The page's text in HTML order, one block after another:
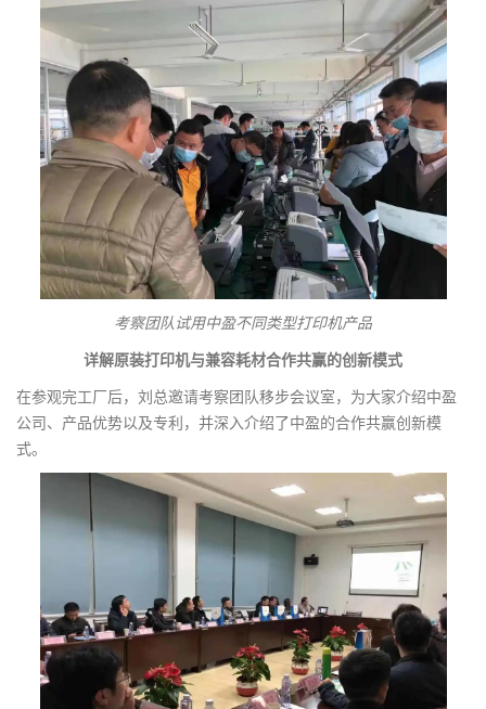
考察团队试用中盈不同类型打印机产品
详解原装打印机与兼容耗材合作共赢的创新模式
在参观完工厂后，刘总邀请考察团队移步会议室，为大家介绍中盈
公司、产品优势以及专利，并深入介绍了中盈的合作共赢创新模
式。